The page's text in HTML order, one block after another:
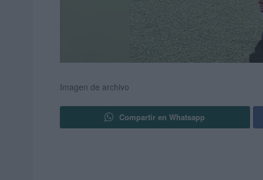
Imagen de archivo
Compartir en Whatsapp